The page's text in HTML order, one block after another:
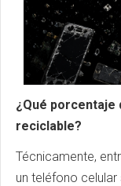
¿Qué porcentaje
reciclable?
Técnicamente,
un teléfono